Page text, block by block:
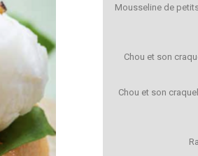
Mousseline de
Chou et son
Chou et son